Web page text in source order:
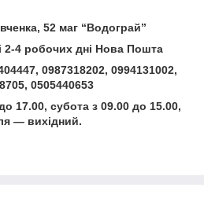
52 маг “Водограй”
2-4 робочих дні Нова Пошта
0987318202, 0994131002,
0505440653
17.00, субота з 09.00 до 15.00,
— вихідний.